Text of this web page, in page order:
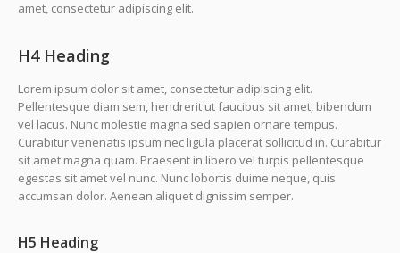
amet, consectetur adipiscing elit.
H4 Heading
Lorem ipsum dolor sit amet, consectetur adipiscing elit.
Pellentesque diam sem, hendrerit ut faucibus sit amet, bibendum
vel lacus. Nunc molestie magna sed sapien ornare tempus.
Curabitur venenatis ipsum nec ligula placerat sollicitud in. Curabitur
sit amet magna quam. Praesent in libero vel turpis pellentesque
egestas sit amet vel nunc. Nunc lobortis duime neque, quis
accumsan dolor. Aenean aliquet dignissim semper.
H5 Heading